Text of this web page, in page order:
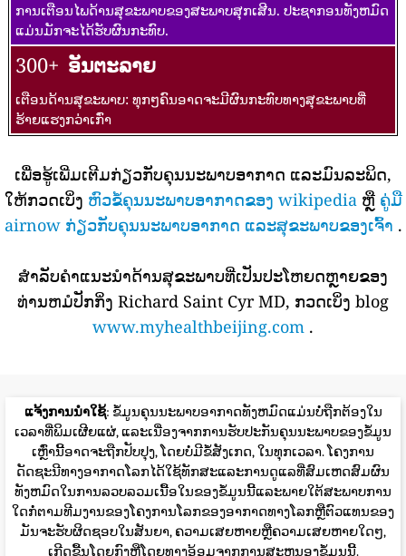
ການເຕືອນໄພດ້ານສຸຂະພາບຂອງສະພາບສຸກເສີນ. ປະຊາກອນທັງຫມົດ
ແມ່ນມັກຈະໄດ້ຮັບຜົນກະທົບ.
300+ ອັນຕະລາຍ
ເຕືອນດ້ານສຸຂະພາບ: ທຸກໆຄົນອາດຈະມີຜົນກະທົບທາງສຸຂະພາບທີ່
ຮ້າຍແຮງກວ່າເກົ່າ
ເພື່ອຮູ້ເພີ່ມເຕີມກ່ຽວກັບຄຸນນະພາບອາກາດ ແລະມົນລະພິດ,
ໃຫ້ກວດເບິ່ງ ຫົວຂໍ້ຄຸນນະພາບອາກາດຂອງ wikipediaຫຼື ຄູ່ມື
airnow ກ່ຽວກັບຄຸນນະພາບອາກາດ ແລະສຸຂະພາບຂອງເຈົ້າ .
ສໍາລັບຄໍາແນະນໍາດ້ານສຸຂະພາບທີ່ເປັນປະໂຫຍດຫຼາຍຂອງ
ທ່ານຫມໍປັກກິ່ງ Richard Saint Cyr MD, ກວດເບິ່ງ blog
www.myhealthbeijing.com .
ແຈ້ງການນໍາໃຊ້: ຂໍ້ມູນຄຸນນະພາບອາກາດທັງຫມົດແມ່ນບໍ່ຖືກຕ້ອງໃນ
ເວລາທີ່ພິມເຜີຍແຜ່, ແລະເນື່ອງຈາກການຮັບປະກັນຄຸນນະພາບຂອງຂໍ້ມູນ
ເຫຼົ່ານີ້ອາດຈະຖືກປັບປຸງ, ໂດຍບໍ່ມີຂໍ້ສັງເກດ, ໃນທຸກເວລາ. ໂຄງການ
ດັດຊະນີທາງອາກາດໂລກໄດ້ໃຊ້ທັກສະແລະການດູແລທີ່ສົມເຫດສົມຜົນ
ທັງຫມົດໃນການລວບລວມເນື້ອໃນຂອງຂໍ້ມູນນີ້ແລະພາຍໃຕ້ສະພາບການ
ໃດກໍ່ຕາມທີມງານຂອງໂຄງການໂລກຂອງອາກາດທາງໂລກຫຼືຕົວແທນຂອງ
ມັນຈະຮັບຜິດຊອບໃນສັນຍາ, ຄວາມເສຍຫາຍຫຼືຄວາມເສຍຫາຍໃດໆ,
ເກີດຂື້ນໂດຍກົງຫຼືໂດຍທາງອ້ອມຈາກການສະຫນອງຂໍ້ມູນນີ້.